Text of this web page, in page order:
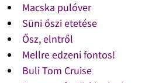
Macska pulóver
Süni őszi etetése
Ősz, elntről
Mellre edzeni fontos!
Buli Tom Cruise